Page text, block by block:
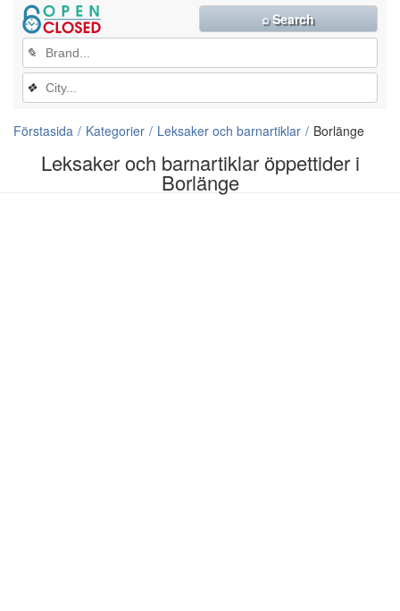
Leksaker och barnartiklar öppettider i
Borlänge
✎
❖
⌕ Search
Förstasida Kategorier Leksaker och barnartiklar Borlänge